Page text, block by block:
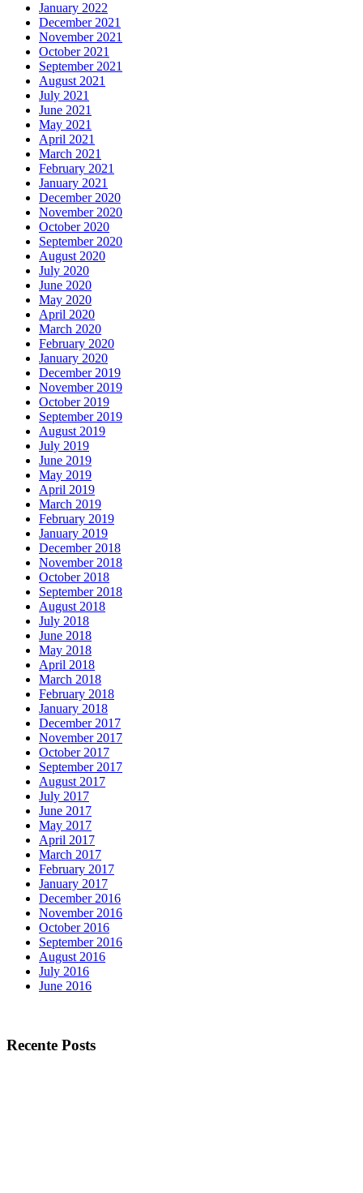
January 2022
December 2021
November 2021
October 2021
September 2021
August 2021
July 2021
June 2021
May 2021
April 2021
March 2021
February 2021
January 2021
December 2020
November 2020
October 2020
September 2020
August 2020
July 2020
June 2020
May 2020
April 2020
March 2020
February 2020
January 2020
December 2019
November 2019
October 2019
September 2019
August 2019
July 2019
June 2019
May 2019
April 2019
March 2019
February 2019
January 2019
December 2018
November 2018
October 2018
September 2018
August 2018
July 2018
June 2018
May 2018
April 2018
March 2018
February 2018
January 2018
December 2017
November 2017
October 2017
September 2017
August 2017
July 2017
June 2017
May 2017
April 2017
March 2017
February 2017
January 2017
December 2016
November 2016
October 2016
September 2016
August 2016
July 2016
June 2016
Recente Posts